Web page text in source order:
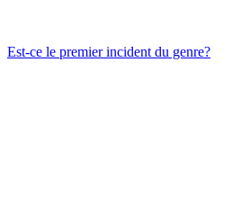
Est-ce le premier incident du genre?